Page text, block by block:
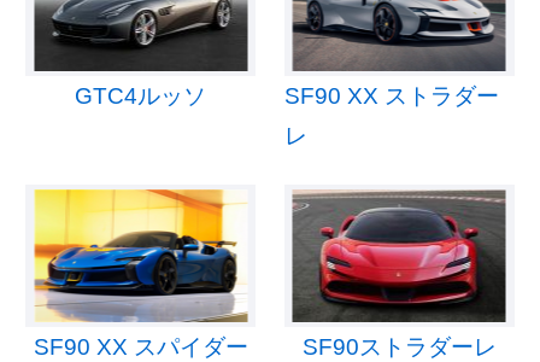
GTC4ルッソ
SF90 XX ストラダー
レ
SF90 XX スパイダー SF90ストラダーレ